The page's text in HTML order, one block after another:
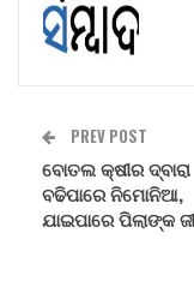
PREV POST
ବୋତଲ କ୍ଷୀର ଦ୍ବାରା
ବଢିପାରେ ନିମୋନିଆ,
ଯାଇପାରେ ପିଲାଙ୍କ